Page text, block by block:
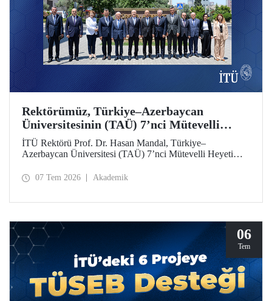
Rektörümüz, Türkiye–Azerbaycan
Üniversitesinin (TAÜ) 7’nci Mütevelli
Heyeti Toplantısı’na Katıldı
İTÜ Rektörü Prof. Dr. Hasan Mandal, Türkiye–
Azerbaycan Üniversitesi (TAÜ) 7’nci Mütevelli Heyeti
düzenlenen toplantıya YÖK Başkanı Prof. Dr. Erol Özvar
07 Tem 2026 Akademik
06
Tem